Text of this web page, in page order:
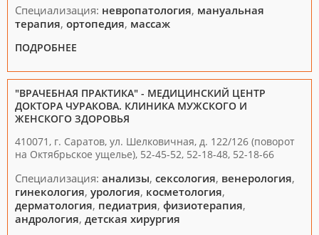
Специализация: невропатология, мануальная
терапия, ортопедия, массаж
ПОДРОБНЕЕ
"ВРАЧЕБНАЯ ПРАКТИКА" - МЕДИЦИНСКИЙ ЦЕНТР
ДОКТОРА ЧУРАКОВА. КЛИНИКА МУЖСКОГО И
ЖЕНСКОГО ЗДОРОВЬЯ
410071, г. Саратов, ул. Шелковичная, д. 122/126 (поворот
на Октябрьское ущелье), 52-45-52, 52-18-48, 52-18-66
Специализация: анализы, сексология, венерология,
гинекология, урология, косметология,
дерматология, педиатрия, физиотерапия,
андрология, детская хирургия